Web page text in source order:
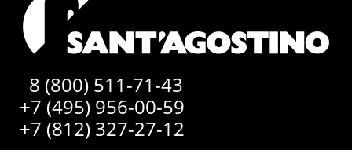
8 (800) 511-71-43
+7 (495) 956-00-59
+7 (812) 327-27-12